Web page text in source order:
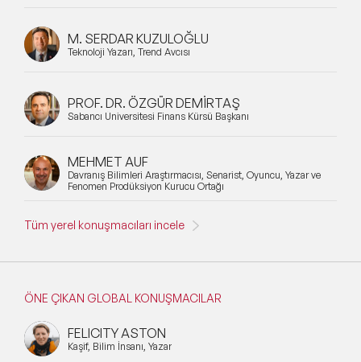
M. SERDAR KUZULOĞLU
Teknoloji Yazarı, Trend Avcısı
PROF. DR. ÖZGÜR DEMİRTAŞ
Sabancı Üniversitesi Finans Kürsü Başkanı
MEHMET AUF
Davranış Bilimleri Araştırmacısı, Senarist, Oyuncu, Yazar ve
Fenomen Prodüksiyon Kurucu Ortağı
Tüm yerel konuşmacıları incele
ÖNE ÇIKAN GLOBAL KONUŞMACILAR
FELICITY ASTON
Kaşif, Bilim İnsanı, Yazar